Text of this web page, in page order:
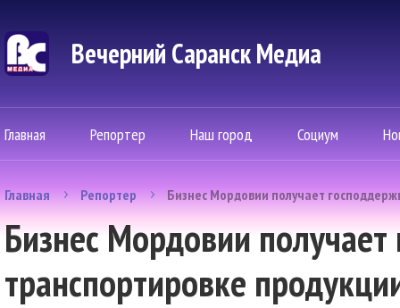
Вечерний Саранск Mедиа
Главная Репортер Наш город Социум
Главная Репортер Бизнес Мордовии получает
Бизнес Мордовии
транспортировке